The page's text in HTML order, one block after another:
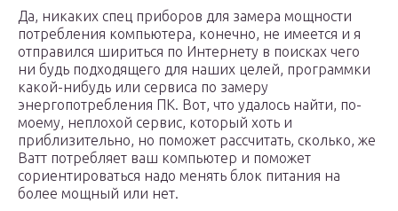
Да, никаких спец приборов для замера мощности
потребления компьютера, конечно, не имеется и я
отправился шириться по Интернету в поисках чего
ни будь подходящего для наших целей, программки
какой-нибудь или сервиса по замеру
энергопотребления ПК. Вот, что удалось найти, по-
моему, неплохой сервис, который хоть и
приблизительно, но поможет рассчитать, сколько, же
Ватт потребляет ваш компьютер и поможет
сориентироваться надо менять блок питания на
более мощный или нет.